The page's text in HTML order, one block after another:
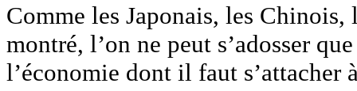
Comme les Japonais, les Chinois,
montré, l’on ne peut s’adosser
l’économie dont il faut s’attacher